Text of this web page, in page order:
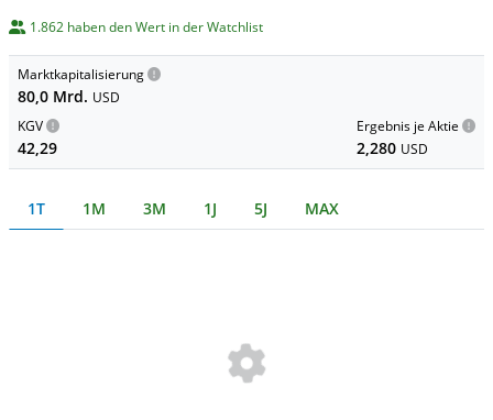
1.862 haben den Wert in der Watchlist
Marktkapitalisierung
80,0 Mrd. USD
KGV
42,29
Ergebnis je Aktie
2,280 USD
1T 1M 3M 1J 5J MAX